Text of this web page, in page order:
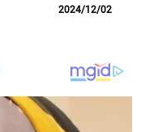
2024/12/02